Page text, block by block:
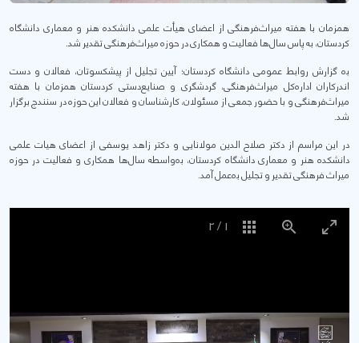
همزمان با هفته میراث‌فرهنگی از اعضای هیأت علمی دانشکده هنر و معماری دانشگاه
کردستان، به پاس سال‌ها فعالیت و همکاری در حوزه میراث‌فرهنگی تقدیر شد.
بە گزارش روابط عمومی دانشگاە کردستان؛ آیین تجلیل از پیشکسوتان، فعالان و دست
اندرکاران اداره‌کل میراث‌فرهنگی، گردشگری و صنایع‌دستی کردستان همزمان با هفته
میراث‌فرهنگی و با حضور جمعی از مسئولان، کارشناسان و فعالان این حوزه در سنندج برگزار
شد.
در این مراسم از دکتر صلاح الدین مولانایی و دکتر زاهد یوسفی از اعضای هیات علمی
دانشکده هنر و معماری دانشگاه کردستان، بەواسطه سال‌ها همکاری و فعالیت در حوزه
میراث فرهنگی تقدیر و تجلیل بەعمل آمد.
1
/
2